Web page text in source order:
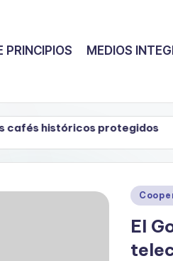
PRINCIPIOS MEDIOS
protegidos
07/
protegidos
07/
Posted
El